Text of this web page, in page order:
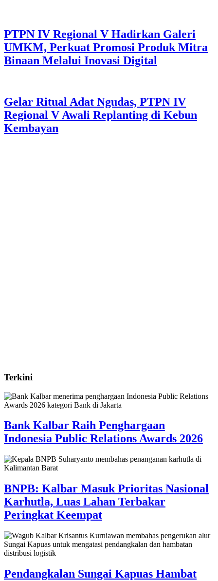
PTPN IV Regional V Hadirkan Galeri
UMKM, Perkuat Promosi Produk Mitra
Binaan Melalui Inovasi Digital
Gelar Ritual Adat Ngudas, PTPN IV
Regional V Awali Replanting di Kebun
Kembayan
Terkini
Bank Kalbar Raih Penghargaan
Indonesia Public Relations Awards 2026
BNPB: Kalbar Masuk Prioritas Nasional
Karhutla, Luas Lahan Terbakar
Peringkat Keempat
Pendangkalan Sungai Kapuas Hambat